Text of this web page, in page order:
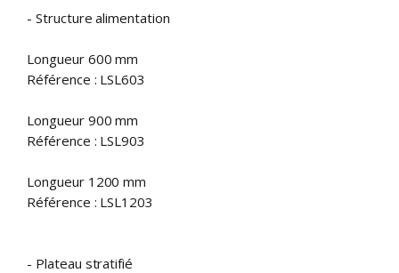
- Structure alimentation
Longueur 600 mm
Référence : LSL603
Longueur 900 mm
Référence : LSL903
Longueur 1200 mm
Référence : LSL1203
- Plateau stratifié